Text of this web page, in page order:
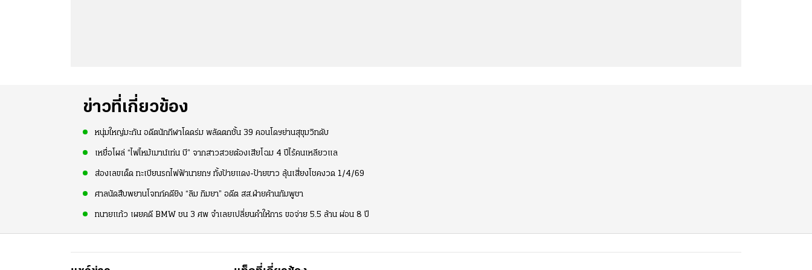
ข่าวที่เกี่ยวข้อง
หนุ่มใหญ่มะกัน อดีตนักกีฬาโดดร่ม พลัดตกชั้น 39 คอนโดฯย่านสุขุมวิทดับ
เหยื่อโผล่ “ไฟไหม้เมาน์เท่น บี” จากสาวสวยต้องเสียโฉม 4 ปีไร้คนเหลียวแล
ส่องเลขเด็ด ทะเบียนรถไฟฟ้านายกฯ ทั้งป้ายแดง-ป้ายขาว ลุ้นเสี่ยงโชคงวด 1/4/69
ศาลนัดสืบพยานโจทก์คดียิง “ลิม กิมยา” อดีต สส.ฝ่ายค้านกัมพูชา
ทนายแก้ว เผยคดี BMW ชน 3 ศพ จำเลยเปลี่ยนคำให้การ ขอจ่าย 5.5 ล้าน ผ่อน 8 ปี